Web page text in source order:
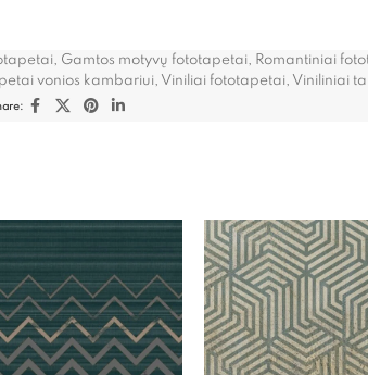
, Gamtos motyvų fototapetai, Romantiniai
vonios kambariui, Viniliai fototapetai, Viniliniai